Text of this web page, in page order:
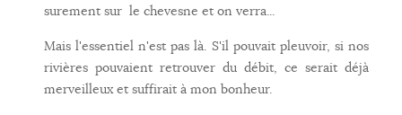
surement sur le chevesne et on verra...
Mais l'essentiel n'est pas là. S'il pouvait pleuvoir, si nos
rivières pouvaient retrouver du débit, ce serait déjà
merveilleux et suffirait à mon bonheur.